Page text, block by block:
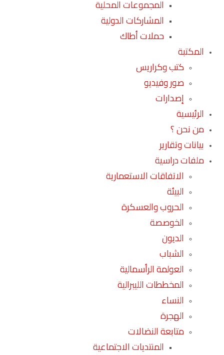
المجموعات المحلية
المشاركات الدولية
حملات أطاك
المكتبة
كتب وكراريس
صور وفيديو
إصدارات
الرئيسية
من نحن ؟
بيانات وتقارير
ملفات دراسية
الاتفاقات الاستعمارية
البيئة
الحروب والعسكرة
الخوصصة
الديون
الشباب
العولمة الرأسمالية
المخططات الليبرالية
النساء
الهجرة
متابعة النضالات
المنتديات الاجتماعية